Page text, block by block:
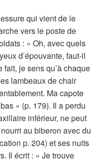
qui vient de le
vers le poste de
: « Oh, avec quels
d’épouvante, faut-il
je sens qu’à chaque
lambeaux de chair
Ma capote
» (p. 179). Il a perdu
inférieur, ne peut
au biberon avec du
p. 204) et ses nuits
Il écrit : « Je trouve